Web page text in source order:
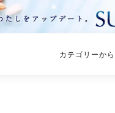
カテゴリーか